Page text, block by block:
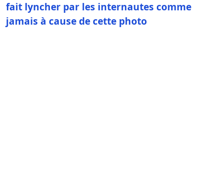
fait lyncher par les internautes comme
jamais à cause de cette photo